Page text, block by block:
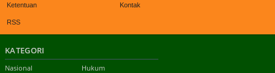
Ketentuan Kontak
RSS
KATEGORI
Nasional
Hukum